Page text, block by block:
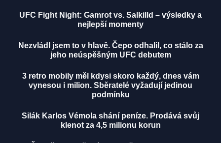
UFC Fight Night: Gamrot vs. Salkilld – výsledky a
nejlepší momenty
Nezvládl jsem to v hlavě. Čepo odhalil, co stálo za
jeho neúspěšným UFC debutem
3 retro mobily měl kdysi skoro každý, dnes vám
vynesou i milion. Sběratelé vyžadují jedinou
podmínku
Silák Karlos Vémola shání peníze. Prodává svůj
klenot za 4,5 milionu korun